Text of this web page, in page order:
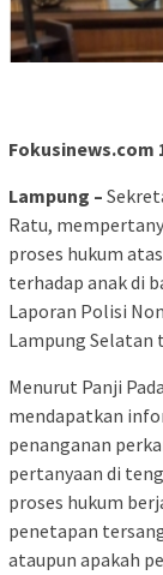
Fokusinews.com
Lampung –
Ratu,
proses hukum
terhadap anak di
Laporan Polisi
Lampung Selatan
Menurut Panji
mendapatkan
penanganan
pertanyaan di
proses hukum
penetapan
ataupun apakah